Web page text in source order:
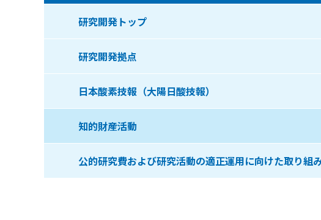
研究開発トップ
研究開発拠点
日本酸素技報（大陽日酸技報）
知的財産活動
公的研究費および研究活動の適正運用に向けた取り組